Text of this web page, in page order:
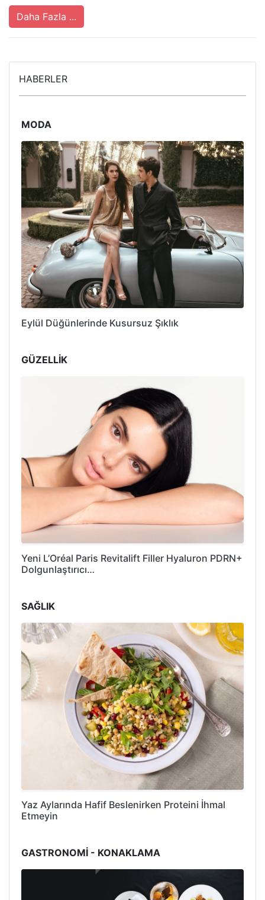
Daha Fazla ...
HABERLER
MODA
Eylül Düğünlerinde Kusursuz Şıklık
GÜZELLİK
Yeni L’Oréal Paris Revitalift Filler Hyaluron PDRN+
Dolgunlaştırıcı…
SAĞLIK
Yaz Aylarında Hafif Beslenirken Proteini İhmal
Etmeyin
GASTRONOMİ - KONAKLAMA